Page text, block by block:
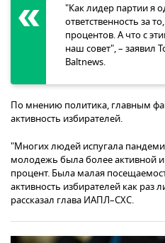
"Как лидер партии я
ответственность за
процентов. А что с
наш совет", – заявил
Baltnews.
По мнению политика, главным
активность избирателей.
"Многих людей испугала
молодежь была более активной
процент. Была малая
активность избирателей как раз
рассказал глава ИАПЛ–СХС.